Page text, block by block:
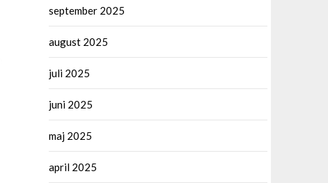
september 2025
august 2025
juli 2025
juni 2025
maj 2025
april 2025